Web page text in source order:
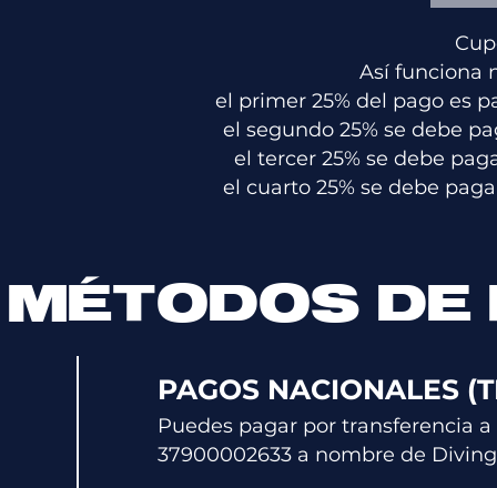
Así funciona
el primer 25% del pago es
el segundo 25% se debe
el tercer 25% se debe
el cuarto 25% se debe
MÉTODOS DE
PAGOS NACIONALES
Puedes pagar por transferencia
37900002633 a nombre de D